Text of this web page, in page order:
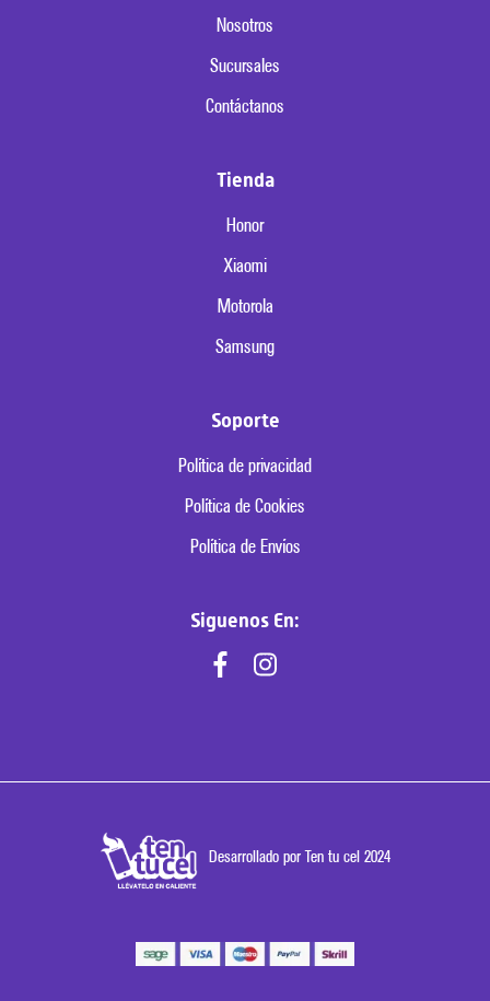
Nosotros
Sucursales
Contáctanos
Tienda
Honor
Xiaomi
Motorola
Samsung
Soporte
Política de privacidad
Política de Cookies
Política de Envíos
Siguenos En:
Desarrollado por Ten tu cel 2024